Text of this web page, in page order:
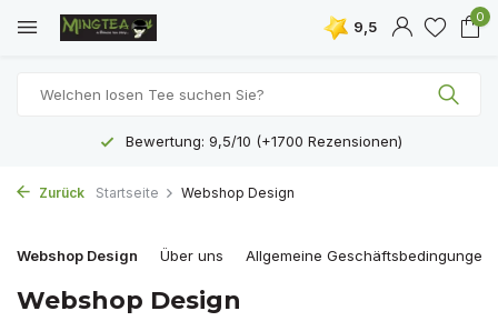
9,5
0
Bewertung: 9,5/10 (+1700 Rezensionen)
Zurück Startseite Webshop Design
Webshop Design Über uns Allgemeine Geschäftsbedingungen
Webshop Design